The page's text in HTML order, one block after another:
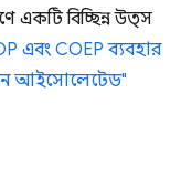
একটি বিচ্ছিন্ন উত্স
এবং COEP ব্যবহার
আইসোলেটেড"